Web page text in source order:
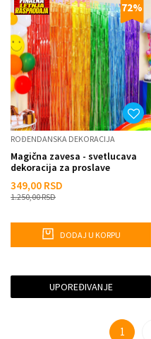
72%
ROĐENDANSKA DEKORACIJA
Magična zavesa - svetlucava
dekoracija za proslave
349,00 RSD
1.250,00RSD
DODAJ U KORPU
UPOREĐIVANJE
1